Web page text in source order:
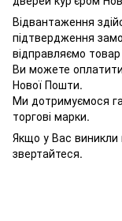
Відвантаження
підтвердження
відправляємо
Ви можете оплатити
Нової Пошти.
Ми дотримуємося
торгові марки.
Якщо у Вас виникли
звертайтеся.